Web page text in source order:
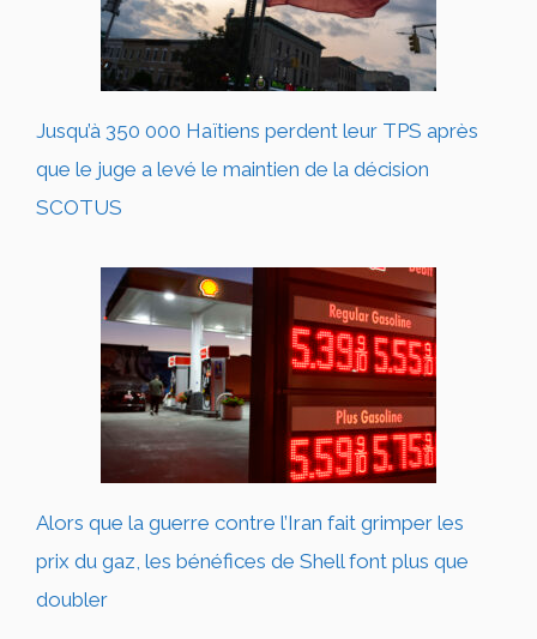
Jusqu’à 350 000 Haïtiens perdent leur TPS après
que le juge a levé le maintien de la décision
SCOTUS
Alors que la guerre contre l’Iran fait grimper les
prix du gaz, les bénéfices de Shell font plus que
doubler